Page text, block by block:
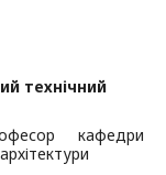
технічний
кафедри